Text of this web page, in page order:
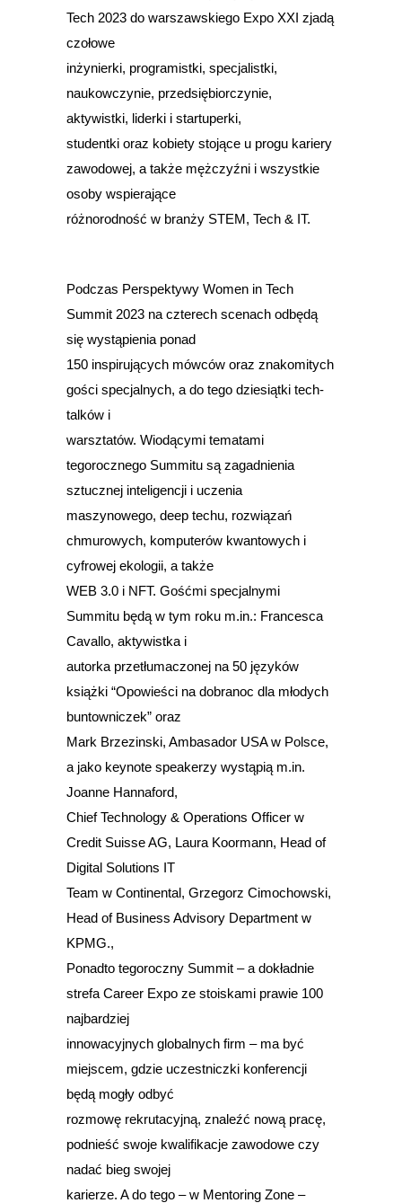
Tech 2023 do warszawskiego Expo XXI zjadą
czołowe
inżynierki, programistki, specjalistki,
naukowczynie, przedsiębiorczynie,
aktywistki, liderki i startuperki,
studentki oraz kobiety stojące u progu kariery
zawodowej, a także mężczyźni i wszystkie
osoby wspierające
różnorodność w branży STEM, Tech & IT.
Podczas Perspektywy Women in Tech
Summit 2023 na czterech scenach odbędą
się wystąpienia ponad
150 inspirujących mówców oraz znakomitych
gości specjalnych, a do tego dziesiątki tech-
talków i
warsztatów. Wiodącymi tematami
tegorocznego Summitu są zagadnienia
sztucznej inteligencji i uczenia
maszynowego, deep techu, rozwiązań
chmurowych, komputerów kwantowych i
cyfrowej ekologii, a także
WEB 3.0 i NFT. Gośćmi specjalnymi
Summitu będą w tym roku m.in.: Francesca
Cavallo, aktywistka i
autorka przetłumaczonej na 50 języków
książki “Opowieści na dobranoc dla młodych
buntowniczek” oraz
Mark Brzezinski, Ambasador USA w Polsce,
a jako keynote speakerzy wystąpią m.in.
Joanne Hannaford,
Chief Technology & Operations Officer w
Credit Suisse AG, Laura Koormann, Head of
Digital Solutions IT
Team w Continental, Grzegorz Cimochowski,
Head of Business Advisory Department w
KPMG.,
Ponadto tegoroczny Summit – a dokładnie
strefa Career Expo ze stoiskami prawie 100
najbardziej
innowacyjnych globalnych firm – ma być
miejscem, gdzie uczestniczki konferencji
będą mogły odbyć
rozmowę rekrutacyjną, znaleźć nową pracę,
podnieść swoje kwalifikacje zawodowe czy
nadać bieg swojej
karierze. A do tego – w Mentoring Zone –